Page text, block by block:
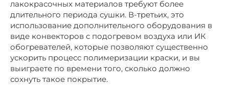
лакокрасочных материалов требуют более
длительного периода сушки. В-третьих, это
использование дополнительного оборудования в
виде конвекторов с подогревом воздуха или ИК
обогревателей, которые позволяют существенно
ускорить процесс полимеризации краски, и вы
выиграете по времени того, сколько должно
сохнуть такое покрытие.